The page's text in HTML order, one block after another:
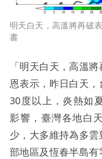
明天白天，高溫將再破
書
「明天白天，高溫
恩表示，昨日白天
30度以上，炎熱如
影響，臺灣各地白
少，大多維持為多
部地區及恆春半島有